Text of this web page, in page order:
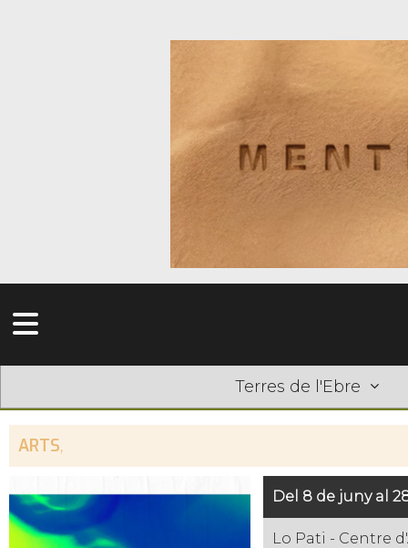
Terres de l'Ebre
ARTS,
Del 8 de juny al
Lo Pati - Centre